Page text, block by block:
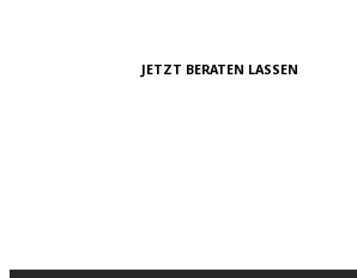
JETZT BERATEN LASSEN